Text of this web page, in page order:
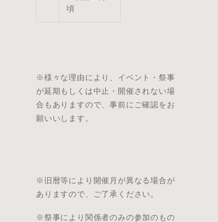
頃
※様々な理由により、イベント・祭事
が延期もしくは中止・開催されない場
合もありますので、事前にご確認をお
願いいします。
※旧暦等により開催月が異なる場合が
ありますので、ご了承ください。
※祭事により関係者のみの参加のもの